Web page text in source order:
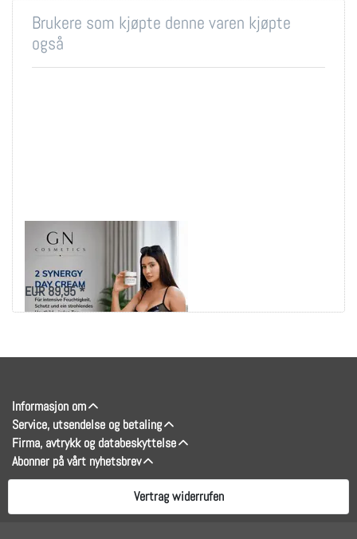
Brukere som kjøpte denne varen kjøpte
også
NeoLumo 2 Synergy
dagkrem
EUR 89,95 *
Informasjon om
Service, utsendelse og betaling
Firma, avtrykk og databeskyttelse
Abonner på vårt nyhetsbrev
Vertrag widerrufen